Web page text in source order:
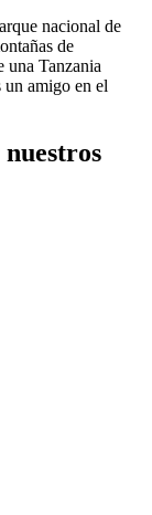
nacional de
de
una Tanzania
un amigo en el